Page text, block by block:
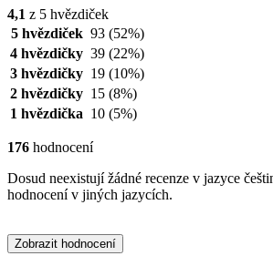
4,1 z 5 hvězdiček
5 hvězdiček 93 (52%)
4 hvězdičky 39 (22%)
3 hvězdičky 19 (10%)
2 hvězdičky 15 (8%)
1 hvězdička 10 (5%)
176 hodnocení
Dosud neexistují žádné recenze v jazyce
hodnocení v jiných jazycích.
Zobrazit hodnocení